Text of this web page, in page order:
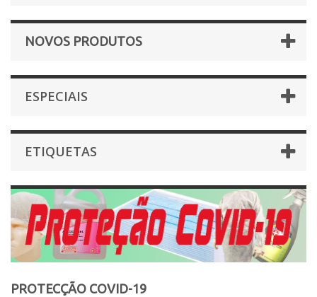
NOVOS PRODUTOS
ESPECIAIS
ETIQUETAS
PROTECÇÃO COVID-19